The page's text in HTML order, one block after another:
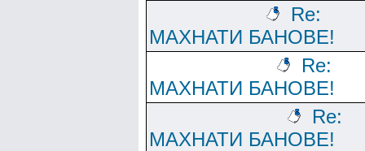
Re:
МАХНАТИ БАНОВЕ!
Re:
МАХНАТИ БАНОВЕ!
Re:
МАХНАТИ БАНОВЕ!